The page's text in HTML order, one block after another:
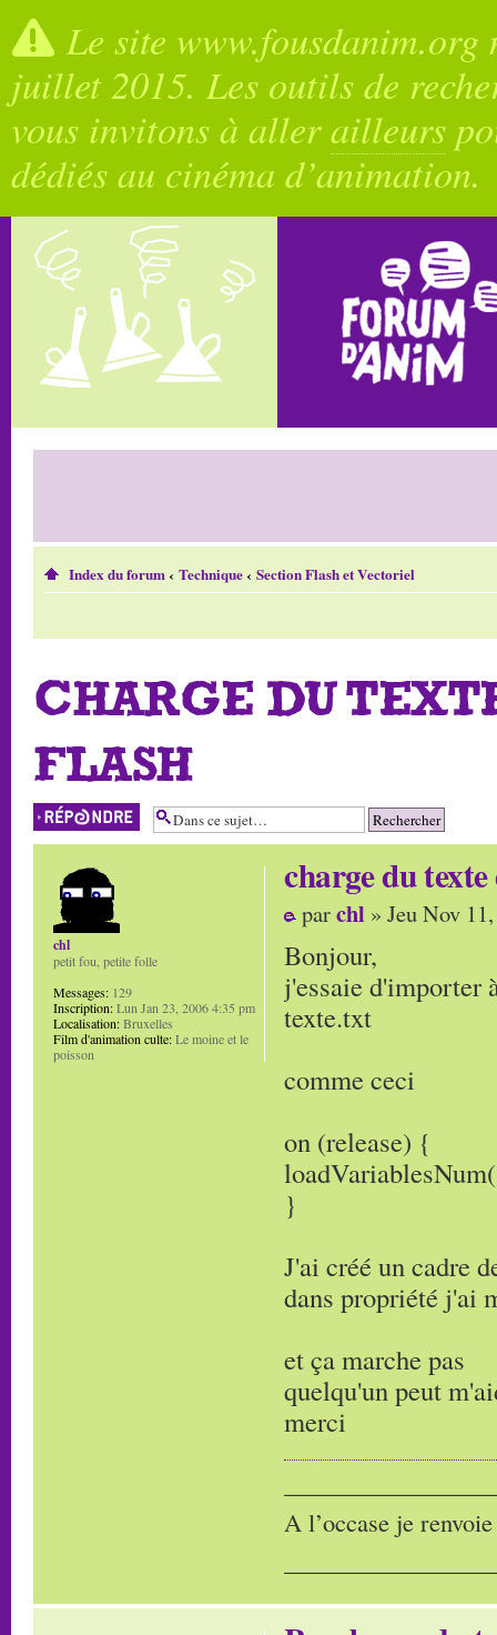
Le site
juillet 2015. Les outils de
vous invitons à allerailleurs
dédiés au cinéma d’animation.
Index du forum‹ Technique‹ Section Flash et Vectoriel
CHARGE DU
FLASH
Répondre
charge du
parchl » Jeu Nov
Bonjour,
j'essaie d'importer
texte.txt
comme ceci
on (release) {
}
J'ai créé un cadre
dans propriété j'ai
et ça marche pas
quelqu'un peut
merci
A l’occase je
chl
petit fou, petite folle
Messages: 129
Inscription:Lun Jan 23, 2006 4:35 pm
Localisation:Bruxelles
Film d'animation culte:Le moine et le
poisson